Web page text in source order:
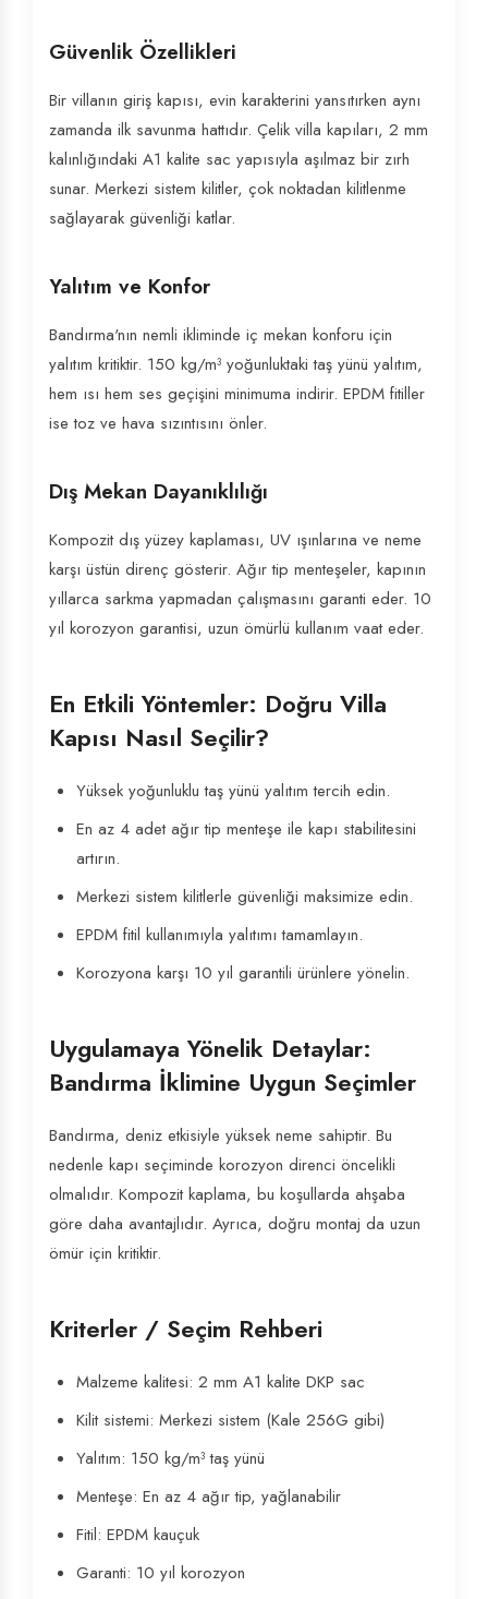
Güvenlik Özellikleri
Bir villanın giriş kapısı, evin karakterini yansıtırken aynı
zamanda ilk savunma hattıdır. Çelik villa kapıları, 2 mm
kalınlığındaki A1 kalite sac yapısıyla aşılmaz bir zırh
sunar. Merkezi sistem kilitler, çok noktadan kilitlenme
sağlayarak güvenliği katlar.
Yalıtım ve Konfor
Bandırma'nın nemli ikliminde iç mekan konforu için
yalıtım kritiktir. 150 kg/m³ yoğunluktaki taş yünü yalıtım,
hem ısı hem ses geçişini minimuma indirir. EPDM fitiller
ise toz ve hava sızıntısını önler.
Dış Mekan Dayanıklılığı
Kompozit dış yüzey kaplaması, UV ışınlarına ve neme
karşı üstün direnç gösterir. Ağır tip menteşeler, kapının
yıllarca sarkma yapmadan çalışmasını garanti eder. 10
yıl korozyon garantisi, uzun ömürlü kullanım vaat eder.
En Etkili Yöntemler: Doğru Villa
Kapısı Nasıl Seçilir?
Yüksek yoğunluklu taş yünü yalıtım tercih edin.
En az 4 adet ağır tip menteşe ile kapı stabilitesini
artırın.
Merkezi sistem kilitlerle güvenliği maksimize edin.
EPDM fitil kullanımıyla yalıtımı tamamlayın.
Korozyona karşı 10 yıl garantili ürünlere yönelin.
Uygulamaya Yönelik Detaylar:
Bandırma İklimine Uygun Seçimler
Bandırma, deniz etkisiyle yüksek neme sahiptir. Bu
nedenle kapı seçiminde korozyon direnci öncelikli
olmalıdır. Kompozit kaplama, bu koşullarda ahşaba
göre daha avantajlıdır. Ayrıca, doğru montaj da uzun
ömür için kritiktir.
Kriterler / Seçim Rehberi
Malzeme kalitesi: 2 mm A1 kalite DKP sac
Kilit sistemi: Merkezi sistem (Kale 256G gibi)
Yalıtım: 150 kg/m³ taş yünü
Menteşe: En az 4 ağır tip, yağlanabilir
Fitil: EPDM kauçuk
Garanti: 10 yıl korozyon